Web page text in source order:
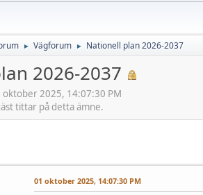
► Vägforum ► Nationell plan 2026-2037
2026-2037
oktober 2025, 14:07:30 PM
tittar på detta ämne.
01 oktober 2025, 14:07:30 PM